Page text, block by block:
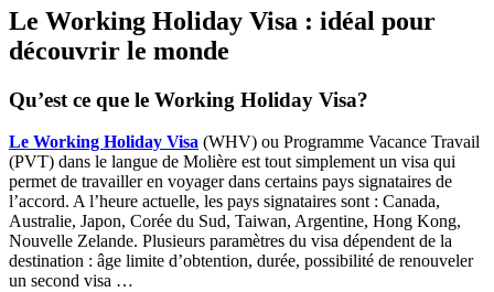
Le Working Holiday Visa : idéal pour
découvrir le monde
Qu’est ce que le Working Holiday Visa?
Le Working Holiday Visa (WHV) ou Programme Vacance Travail
(PVT) dans le langue de Molière est tout simplement un visa qui
permet de travailler en voyager dans certains pays signataires de
l’accord. A l’heure actuelle, les pays signataires sont : Canada,
Australie, Japon, Corée du Sud, Taiwan, Argentine, Hong Kong,
Nouvelle Zelande. Plusieurs paramètres du visa dépendent de la
destination : âge limite d’obtention, durée, possibilité de renouveler
un second visa …